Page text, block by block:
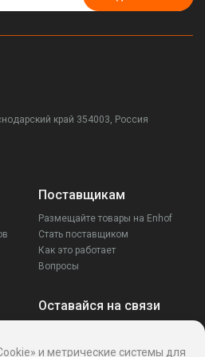
край 354003, Россия
Поставщикам
Размещайте товары на Enhof
Стать поставщиком
Как это работает
Вопросы
Оставайся на связи
и метрические системы для